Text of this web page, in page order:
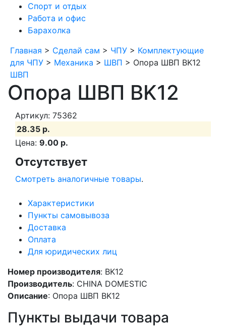
Спорт и отдых
Работа и офис
Барахолка
Главная > Сделай сам > ЧПУ > Комплектующие
для ЧПУ > Механика > ШВП > Опора ШВП BK12
ШВП
Опора ШВП BK12
Артикул: 75362
28.35 р.
Цена: 9.00 р.
Отсутствует
Смотреть аналогичные товары.
Характеристики
Пункты самовывоза
Доставка
Оплата
Для юридических лиц
Номер производителя: BK12
Производитель: CHINA DOMESTIC
Описание: Опора ШВП BK12
Пункты выдачи товара